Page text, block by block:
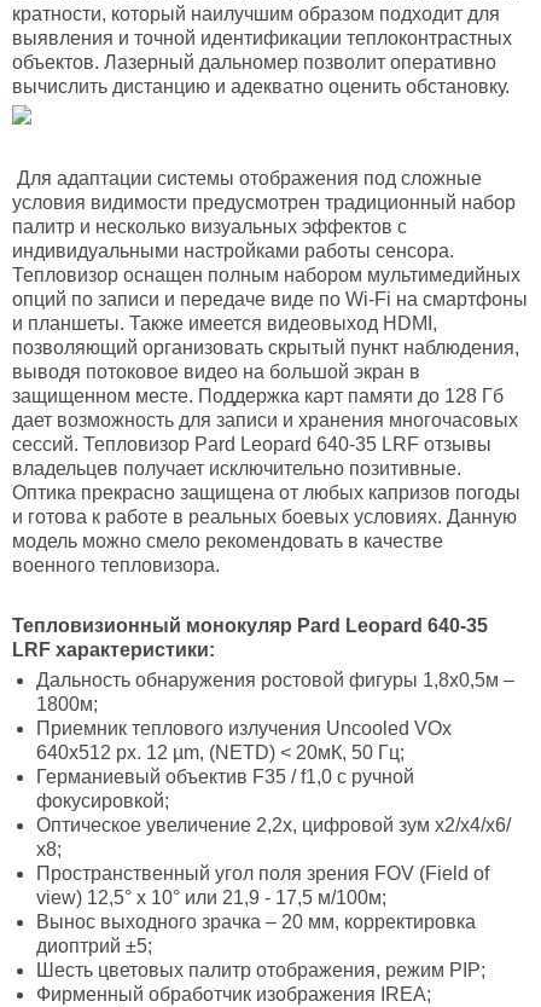
кратности, который наилучшим образом подходит для
выявления и точной идентификации теплоконтрастных
объектов. Лазерный дальномер позволит оперативно
вычислить дистанцию и адекватно оценить обстановку.
Для адаптации системы отображения под сложные
условия видимости предусмотрен традиционный набор
палитр и несколько визуальных эффектов с
индивидуальными настройками работы сенсора.
Тепловизор оснащен полным набором мультимедийных
опций по записи и передаче виде по Wi-Fi на смартфоны
и планшеты. Также имеется видеовыход HDMI,
позволяющий организовать скрытый пункт наблюдения,
выводя потоковое видео на большой экран в
защищенном месте. Поддержка карт памяти до 128 Гб
дает возможность для записи и хранения многочасовых
сессий. Тепловизор Pard Leopard 640-35 LRF отзывы
владельцев получает исключительно позитивные.
Оптика прекрасно защищена от любых капризов погоды
и готова к работе в реальных боевых условиях. Данную
модель можно смело рекомендовать в качестве
военного тепловизора.
Тепловизионный монокуляр Pard Leopard 640-35
LRF характеристики:
Дальность обнаружения ростовой фигуры 1,8х0,5м –
1800м;
Приемник теплового излучения Uncooled VOx
640x512 px. 12 µm, (NETD) < 20мК, 50 Гц;
Германиевый объектив F35 / f1,0 с ручной
фокусировкой;
Оптическое увеличение 2,2х, цифровой зум x2/x4/х6/
х8;
Пространственный угол поля зрения FOV (Field of
view) 12,5° х 10° или 21,9 - 17,5 м/100м;
Вынос выходного зрачка – 20 мм, корректировка
диоптрий ±5;
Шесть цветовых палитр отображения, режим PIP;
Фирменный обработчик изображения IREA;